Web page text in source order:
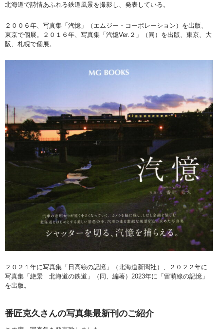
北海道で詩情あふれる鉄道風景を撮影し、発表している。
２００６年、写真集「汽憶」（エムジー・コーポレーション）を出版、
東京で個展。２０１６年、写真集「汽憶Ver.２」（同）を出版、東京、大
阪、札幌で個展。
２０２１年に写真集「日高線の記憶」（北海道新聞社）、２０２２年に
写真集「絶景 北海道の鉄道」（同、編著）2023年に「留萌線の記憶」
を出版。
番匠克久さんの写真集最新刊のご紹介